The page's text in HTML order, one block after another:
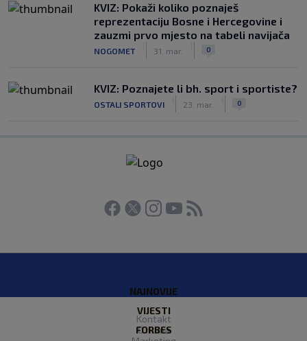
KVIZ: Pokaži koliko poznaješ
reprezentaciju Bosne i Hercegovine i
zauzmi prvo mjesto na tabeli navijača
NOGOMET 31. mar. 0
KVIZ: Poznajete li bh. sport i sportiste?
OSTALI SPORTOVI 23. mar. 0
NAJNOVIJE
VIJESTI
FORBES
Kontakt
O nama